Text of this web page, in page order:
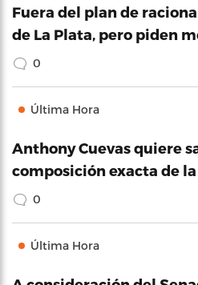
Fuera del plan de
de La Plata, pero piden
0
Última Hora
Anthony Cuevas quiere
composición exacta de
0
Última Hora